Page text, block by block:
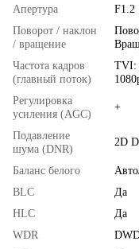
Апертура
F1.2
Поворот / наклон
/ вращение
Частота кадров
(главный поток)
TVI:
Регулировка
усиления (AGC)
+
Подавление
шума (DNR)
2D
Баланс белого
BLC
Да
HLC
Да
WDR